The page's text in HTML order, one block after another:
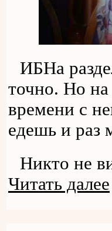
ИБНа
точно. Но на
времени с
едешь и раз
Никто не
Читать далее